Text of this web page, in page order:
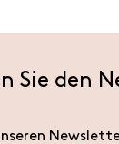
Sie den